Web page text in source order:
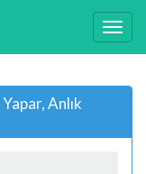
Anlık